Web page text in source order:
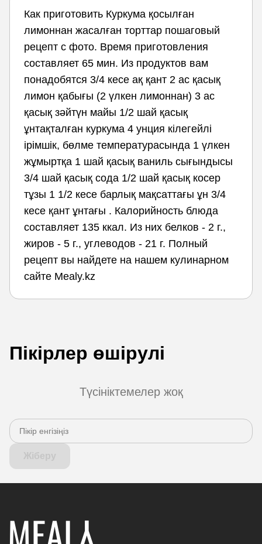
Как приготовить Куркума қосылған
лимоннан жасалған торттар пошаговый
рецепт с фото. Время приготовления
составляет 65 мин. Из продуктов вам
понадобятся 3/4 кесе ақ қант 2 ас қасық
лимон қабығы (2 үлкен лимоннан) 3 ас
қасық зәйтүн майы 1/2 шай қасық
ұнтақталған куркума 4 унция кілегейлі
ірімшік, бөлме температурасында 1 үлкен
жұмыртқа 1 шай қасық ваниль сығындысы
3/4 шай қасық сода 1/2 шай қасық косер
тұзы 1 1/2 кесе барлық мақсаттағы ұн 3/4
кесе қант ұнтағы . Калорийность блюда
составляет 135 ккал. Из них белков - 2 г.,
жиров - 5 г., углеводов - 21 г. Полный
рецепт вы найдете на нашем кулинарном
сайте Mealy.kz
Пікірлер өшірулі
Түсініктемелер жоқ